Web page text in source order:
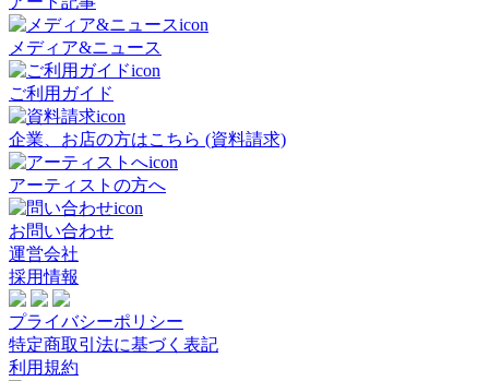
メディア&ニュース
ご利用ガイド
企業、お店の方はこちら (資料請求)
アーティストの方へ
お問い合わせ
運営会社
採用情報
プライバシーポリシー
特定商取引法に基づく表記
利用規約